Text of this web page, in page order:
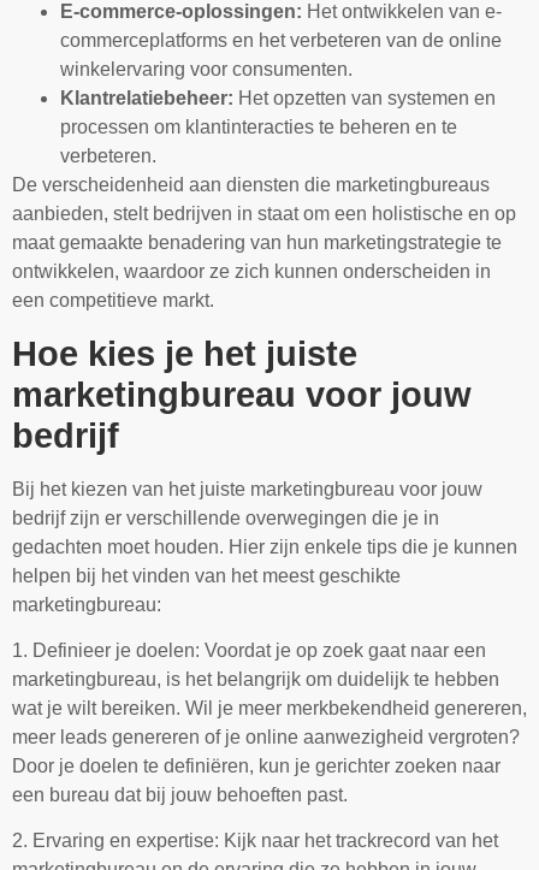
E-commerce-oplossingen: Het ontwikkelen van e-
commerceplatforms en het verbeteren van de online
winkelervaring voor consumenten.
Klantrelatiebeheer: Het opzetten van systemen en
processen om klantinteracties te beheren en te
verbeteren.
De verscheidenheid aan diensten die marketingbureaus
aanbieden, stelt bedrijven in staat om een holistische en op
maat gemaakte benadering van hun marketingstrategie te
ontwikkelen, waardoor ze zich kunnen onderscheiden in
een competitieve markt.
Hoe kies je het juiste
marketingbureau voor jouw
bedrijf
Bij het kiezen van het juiste marketingbureau voor jouw
bedrijf zijn er verschillende overwegingen die je in
gedachten moet houden. Hier zijn enkele tips die je kunnen
helpen bij het vinden van het meest geschikte
marketingbureau:
1. Definieer je doelen: Voordat je op zoek gaat naar een
marketingbureau, is het belangrijk om duidelijk te hebben
wat je wilt bereiken. Wil je meer merkbekendheid genereren,
meer leads genereren of je online aanwezigheid vergroten?
Door je doelen te definiëren, kun je gerichter zoeken naar
een bureau dat bij jouw behoeften past.
2. Ervaring en expertise: Kijk naar het trackrecord van het